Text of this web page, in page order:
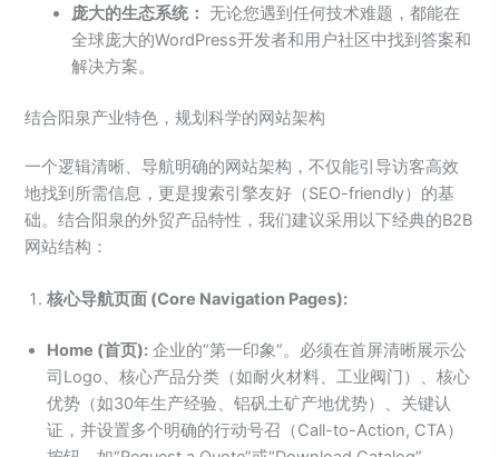
庞大的生态系统：
无论您遇到任何技术难题，都能在
全球庞大的WordPress开发者和用户社区中找到答案和
解决方案。
结合阳泉产业特色，规划科学的网站架构
一个逻辑清晰、导航明确的网站架构，不仅能引导访客高效
地找到所需信息，更是搜索引擎友好（SEO-friendly）的基
础。结合阳泉的外贸产品特性，我们建议采用以下经典的B2B
网站结构：
核心导航页面 (Core Navigation Pages):
Home (首页): 企业的“第一印象”。必须在首屏清晰展示公
司Logo、核心产品分类（如耐火材料、工业阀门）、核心
优势（如30年生产经验、铝矾土矿产地优势）、关键认
证，并设置多个明确的行动号召（Call-to-Action, CTA）